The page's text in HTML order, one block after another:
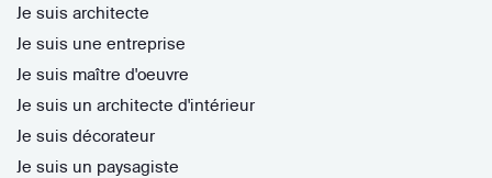
Je suis architecte
Je suis une entreprise
Je suis maître d'oeuvre
Je suis un architecte d'intérieur
Je suis décorateur
Je suis un paysagiste